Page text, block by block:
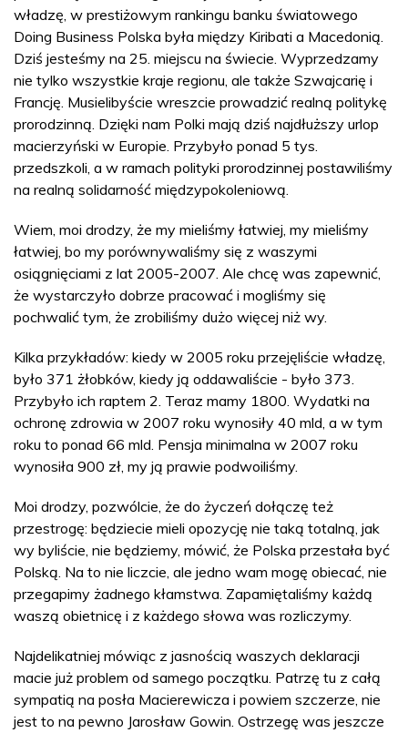
władzę, w prestiżowym rankingu banku światowego
Doing Business Polska była między Kiribati a Macedonią.
Dziś jesteśmy na 25. miejscu na świecie. Wyprzedzamy
nie tylko wszystkie kraje regionu, ale także Szwajcarię i
Francję. Musielibyście wreszcie prowadzić realną politykę
prorodzinną. Dzięki nam Polki mają dziś najdłuższy urlop
macierzyński w Europie. Przybyło ponad 5 tys.
przedszkoli, a w ramach polityki prorodzinnej postawiliśmy
na realną solidarność międzypokoleniową.
Wiem, moi drodzy, że my mieliśmy łatwiej, my mieliśmy
łatwiej, bo my porównywaliśmy się z waszymi
osiągnięciami z lat 2005-2007. Ale chcę was zapewnić,
że wystarczyło dobrze pracować i mogliśmy się
pochwalić tym, że zrobiliśmy dużo więcej niż wy.
Kilka przykładów: kiedy w 2005 roku przejęliście władzę,
było 371 żłobków, kiedy ją oddawaliście - było 373.
Przybyło ich raptem 2. Teraz mamy 1800. Wydatki na
ochronę zdrowia w 2007 roku wynosiły 40 mld, a w tym
roku to ponad 66 mld. Pensja minimalna w 2007 roku
wynosiła 900 zł, my ją prawie podwoiliśmy.
Moi drodzy, pozwólcie, że do życzeń dołączę też
przestrogę: będziecie mieli opozycję nie taką totalną, jak
wy byliście, nie będziemy, mówić, że Polska przestała być
Polską. Na to nie liczcie, ale jedno wam mogę obiecać, nie
przegapimy żadnego kłamstwa. Zapamiętaliśmy każdą
waszą obietnicę i z każdego słowa was rozliczymy.
Najdelikatniej mówiąc z jasnością waszych deklaracji
macie już problem od samego początku. Patrzę tu z całą
sympatią na posła Macierewicza i powiem szczerze, nie
jest to na pewno Jarosław Gowin. Ostrzegę was jeszcze